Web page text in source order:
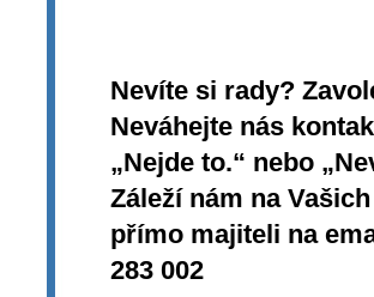
Nevíte si rady?
Neváhejte nás
„Nejde to.“ nebo
Záleží nám na
přímo majiteli na
283 002